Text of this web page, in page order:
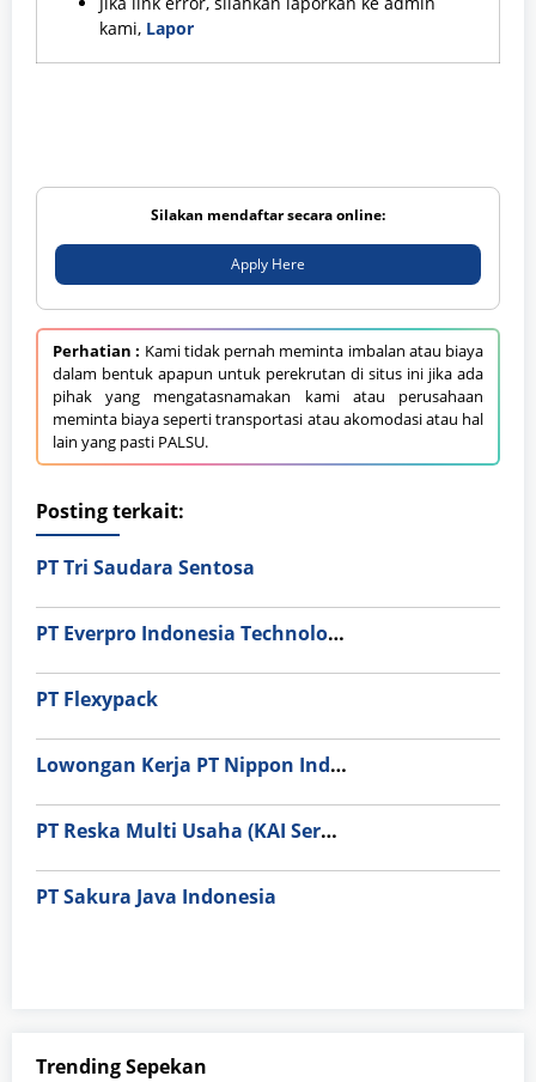
kami, Lapor
Silakan mendaftar secara online:
Apply Here
Perhatian : Kami tidak pernah meminta imbalan atau biaya
dalam bentuk apapun untuk perekrutan di situs ini jika ada
pihak yang mengatasnamakan kami atau perusahaan
meminta biaya seperti transportasi atau akomodasi atau hal
lain yang pasti PALSU.
Posting terkait:
PT Tri Saudara Sentosa
PT Everpro Indonesia Technologies
PT Flexypack
Lowongan Kerja PT Nippon Indosari Corpindo Tbk. Bulan Agustus 2026
PT Reska Multi Usaha (KAI Services)
PT Sakura Java Indonesia
Trending Sepekan